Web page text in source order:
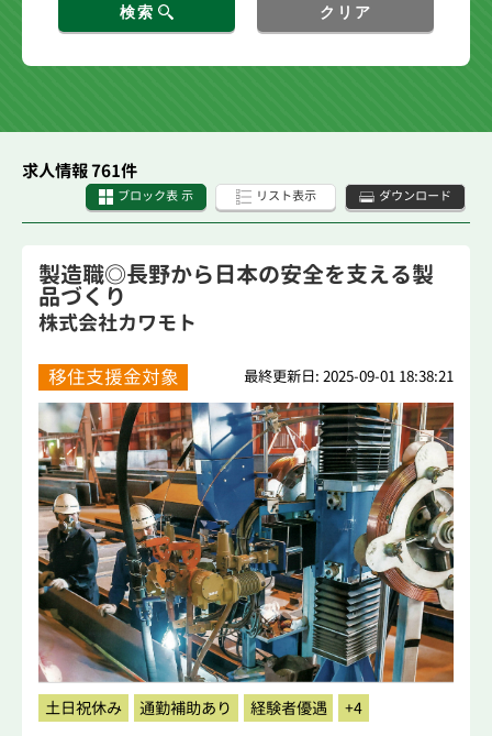
検索 クリア
求人情報 761件
ブロック表 示 リスト表示 ダウンロード
製造職◎長野から日本の安全を支える製
品づくり
株式会社カワモト
移住支援金対象 最終更新日: 2025-09-01 18:38:21
土日祝休み 通勤補助あり 経験者優遇 +4